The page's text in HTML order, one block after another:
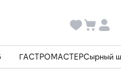
ГАСТРОМАСТЕРСырный